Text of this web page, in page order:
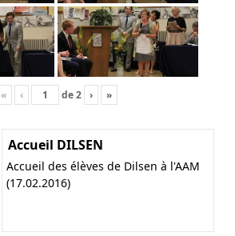
« ‹ de2 › »
Accueil DILSEN
Accueil des élèves de Dilsen à l'AAM
(17.02.2016)